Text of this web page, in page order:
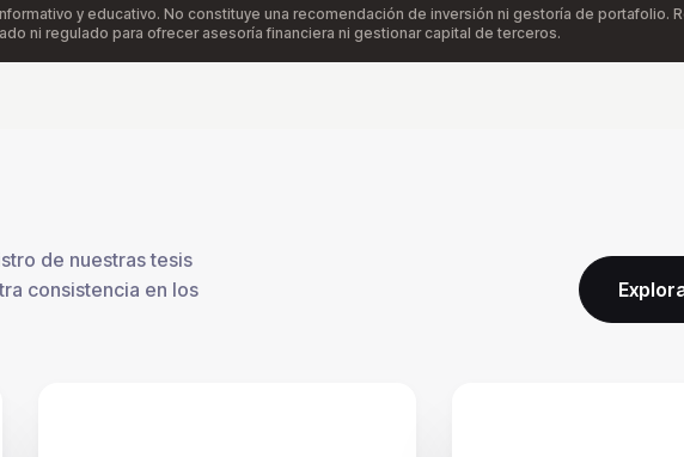
y educativo. No constituye una recomendación de inversión ni gestoría de portafolio.
ni regulado para ofrecer asesoría financiera ni gestionar capital de terceros.
de nuestras tesis
consistencia en los